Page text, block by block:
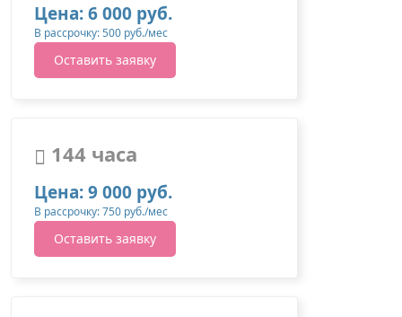
Цена: 6 000 руб.
В рассрочку: 500 руб./мес
Оставить заявку
144 часа
Цена: 9 000 руб.
В рассрочку: 750 руб./мес
Оставить заявку